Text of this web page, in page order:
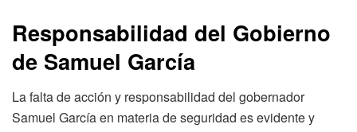
Responsabilidad del Gobierno
de Samuel García
La falta de acción y responsabilidad del gobernador
Samuel García en materia de seguridad es evidente y